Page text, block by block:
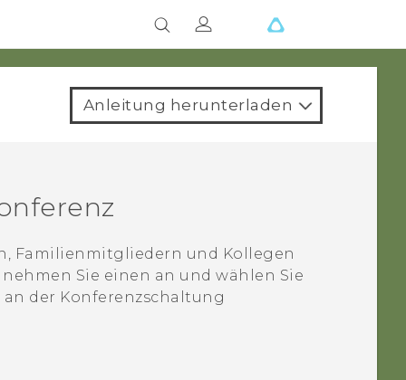
Anleitung herunterladen
Familienmitgliedern und Kollegen
Sie einen an und wählen Sie
der Konferenzschaltung